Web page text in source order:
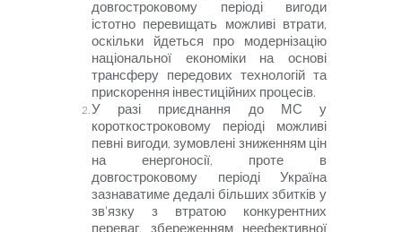
довгостроковому періоді вигоди
істотно перевищать можливі втрати,
оскільки йдеться про модернізацію
національної економіки на основі
трансферу передових технологій та
прискорення інвестиційних процесів.
У разі приєднання до МС у
короткостроковому періоді можливі
певні вигоди, зумовлені зниженням цін
на енергоносії, проте в
довгостроковому періоді Україна
зазнаватиме дедалі більших збитків у
зв'язку з втратою конкурентних
переваг, збереженням неефективної